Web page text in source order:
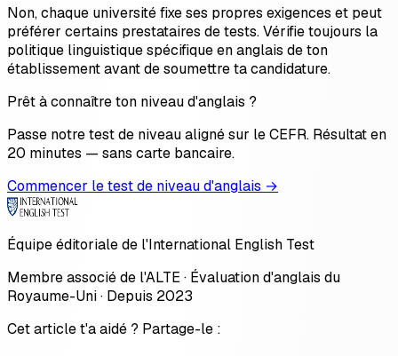
Non, chaque université fixe ses propres exigences et peut
préférer certains prestataires de tests. Vérifie toujours la
politique linguistique spécifique en anglais de ton
établissement avant de soumettre ta candidature.
Prêt à connaître ton niveau d'anglais ?
Passe notre test de niveau aligné sur le CEFR. Résultat en
20 minutes — sans carte bancaire.
Commencer le test de niveau d'anglais →
Équipe éditoriale de l'International English Test
Membre associé de l'ALTE · Évaluation d'anglais du
Royaume-Uni · Depuis 2023
Cet article t'a aidé ? Partage-le :